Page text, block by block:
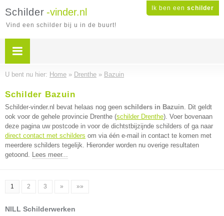
Ik ben een schilder
Schilder -vinder.nl
Vind een schilder bij u in de buurt!
U bent nu hier: Home » Drenthe » Bazuin
Schilder Bazuin
Schilder-vinder.nl bevat helaas nog geen schilders in Bazuin. Dit geldt
ook voor de gehele provincie Drenthe (schilder Drenthe). Voer bovenaan
deze pagina uw postcode in voor de dichtstbijzijnde schilders of ga naar
direct contact met schilders om via één e-mail in contact te komen met
meerdere schilders tegelijk. Hieronder worden nu overige resultaten
getoond. Lees meer...
1 2 3 » »»
NILL Schilderwerken